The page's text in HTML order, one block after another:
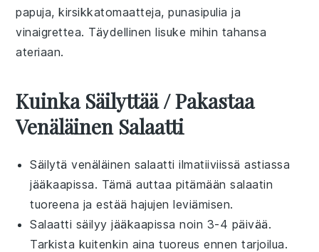
papuja,kirsikkatomaatteja,punasipulia ja
vinaigrettea. Täydellinenlisuke mihin tahansa
ateriaan.
Kuinka Säilyttää / Pakastaa
Venäläinen Salaatti
Säilytävenäläinen salaatti ilmatiiviissä astiassa
jääkaapissa. Tämä auttaa pitämäänsalaatin
tuoreena ja estää hajujen leviämisen.
Salaatti säilyy jääkaapissa noin 3-4 päivää.
Tarkista kuitenkin aina tuoreus ennen tarjoilua.